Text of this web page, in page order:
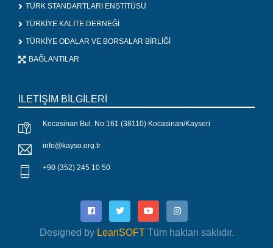
TÜRK STANDARTLARI ENSTİTÜSÜ
TÜRKİYE KALİTE DERNEĞİ
TÜRKİYE ODALAR VE BORSALAR BİRLİĞİ
BAĞLANTILAR
İLETİŞİM BİLGİLERİ
Kocasinan Bul. No:161 (38110) Kocasinan/Kayseri
info@kayso.org.tr
+90 (352) 245 10 50
Designed by LeanSOFTTüm hakları saklıdır.